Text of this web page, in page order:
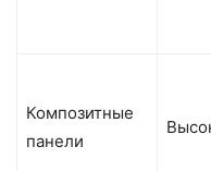
Композитные
панели